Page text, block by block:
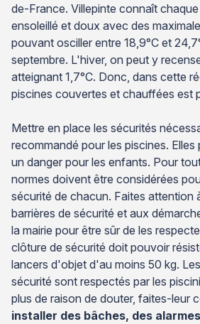
de-France. Villepinte connaît
ensoleillé et doux avec des
pouvant osciller entre 18,9°C et
septembre. L'hiver, on peut y
atteignant 1,7°C. Donc, dans cette
piscines couvertes et chauffées est
Mettre en place les sécurités
recommandé pour les piscines.
un danger pour les enfants. Pour
normes doivent être considérées
sécurité de chacun. Faites attention
barrières de sécurité et aux
la mairie pour être sûr de les
clôture de sécurité doit pouvoir
lancers d'objet d'au moins 50 kg.
sécurité sont respectés par les
plus de raison de douter, faites-leur
installer des bâches, des